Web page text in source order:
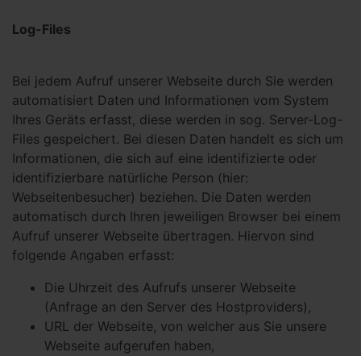
Log-Files
Bei jedem Aufruf unserer Webseite durch Sie werden
automatisiert Daten und Informationen vom System
Ihres Geräts erfasst, diese werden in sog. Server-Log-
Files gespeichert. Bei diesen Daten handelt es sich um
Informationen, die sich auf eine identifizierte oder
identifizierbare natürliche Person (hier:
Webseitenbesucher) beziehen. Die Daten werden
automatisch durch Ihren jeweiligen Browser bei einem
Aufruf unserer Webseite übertragen. Hiervon sind
folgende Angaben erfasst:
Die Uhrzeit des Aufrufs unserer Webseite
(Anfrage an den Server des Hostproviders),
URL der Webseite, von welcher aus Sie unsere
Webseite aufgerufen haben,